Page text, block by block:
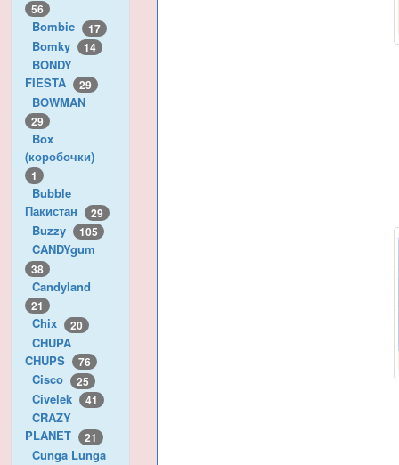
56
Bombic 17
Bomky 14
BONDY
FIESTA
29
BOWMAN
29
Box
(коробочки)
1
Bubble
Пакистан
29
Buzzy 105
CANDYgum
38
Candyland
21
Chix 20
CHUPA
CHUPS
76
Cisco 25
Civelek 41
CRAZY
PLANET
21
Cunga Lunga